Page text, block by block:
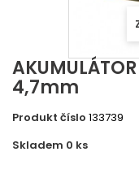
4,7mm
Produkt číslo 133739
Skladem 0 ks